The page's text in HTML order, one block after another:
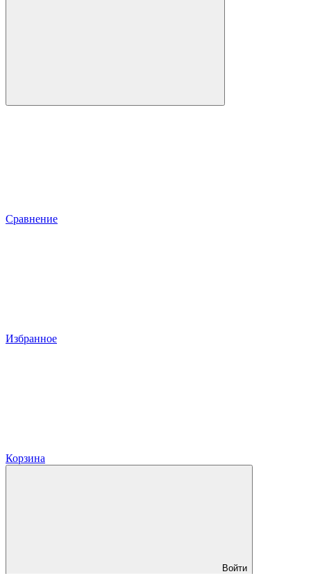
Сравнение
Избранное
Корзина
Войти